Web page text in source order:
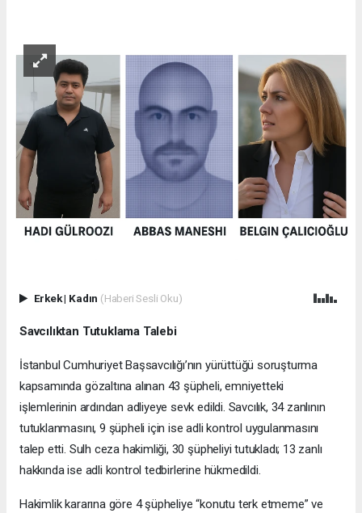
Erkek| Kadın (Haberi Sesli Oku)
Savcılıktan Tutuklama Talebi
İstanbul Cumhuriyet Başsavcılığı’nın yürüttüğü soruşturma
kapsamında gözaltına alınan 43 şüpheli, emniyetteki
işlemlerinin ardından adliyeye sevk edildi. Savcılık, 34 zanlının
tutuklanmasını, 9 şüpheli için ise adli kontrol uygulanmasını
talep etti. Sulh ceza hakimliği, 30 şüpheliyi tutukladı; 13 zanlı
hakkında ise adli kontrol tedbirlerine hükmedildi.
Hakimlik kararına göre 4 şüpheliye “konutu terk etmeme” ve